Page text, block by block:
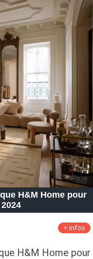
H&M Home pour
+ infos
H&M Home pour